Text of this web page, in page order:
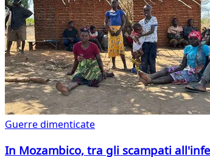
Guerre dimenticate
In Mozambico, tra gli scampati